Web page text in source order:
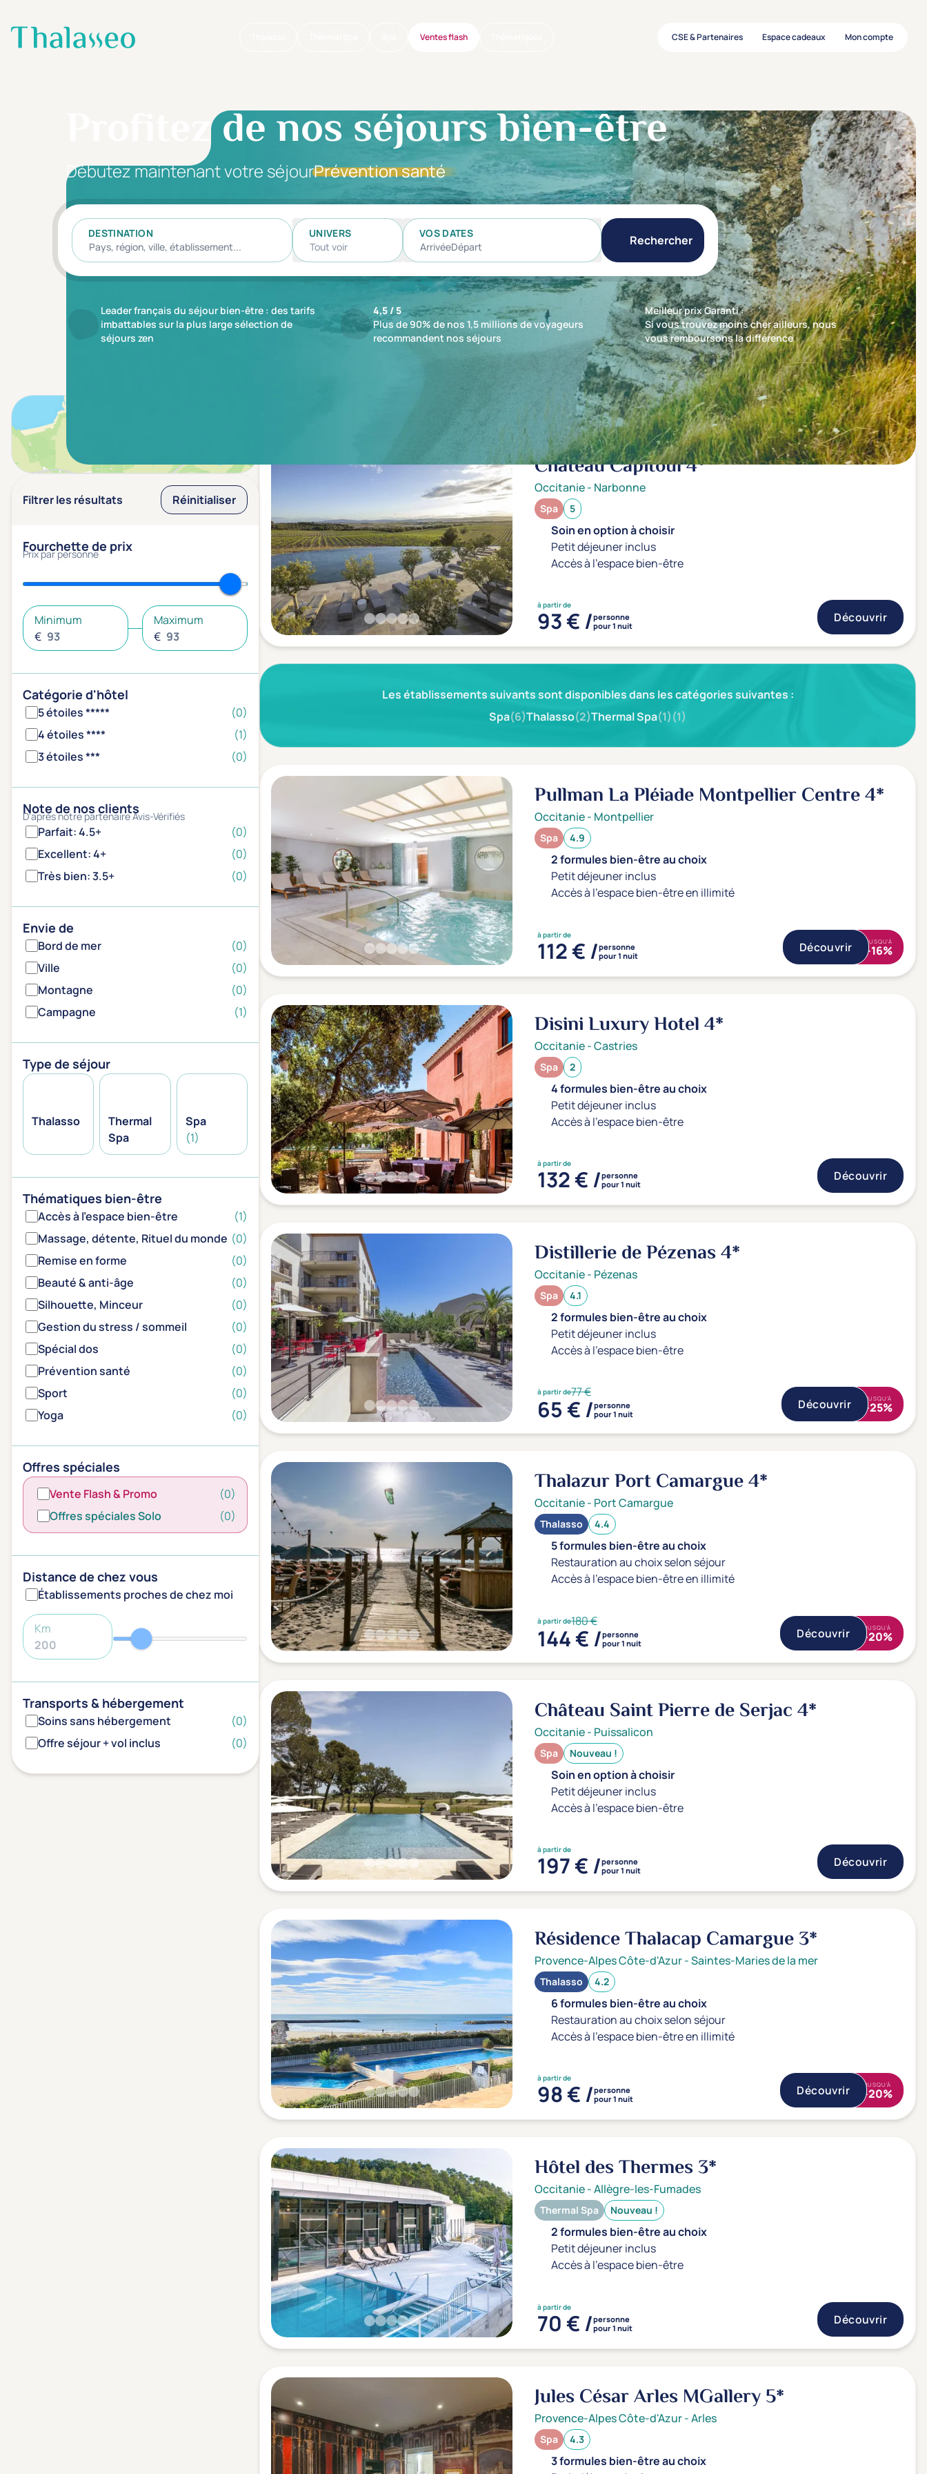
Aller au contenu principal Ventes flash CSE & Partenaires Espace cadeaux Mon compte
Profitez de nos séjours bien-être
Débutez maintenant votre séjourPrévention santé
DESTINATION
UNIVERS
Tout voir
VOS DATES
ArrivéeDépart Rechercher
Leader français du séjour bien-être : des tarifs
imbattables sur la plus large sélection de
séjours zen
4,5 / 5
Plus de 90% de nos 1,5 millions de voyageurs
recommandent nos séjours
Meilleur prix Garanti :
Si vous trouvez moins cher ailleurs, nous
vous remboursons la différence
Filtrer les résultats Réinitialiser
Fourchette de prix
Prix par personne
Minimum
€
Maximum
€
Catégorie d'hôtel
5 étoiles *****
(0)
4 étoiles ****
(1)
3 étoiles ***
(0)
Note de nos clients
D'après notre partenaire Avis-Vérifiés
Parfait: 4.5+
(0)
Excellent: 4+
(0)
Très bien: 3.5+
(0)
Envie de
Bord de mer
(0)
Ville
(0)
Montagne
(0)
Campagne
(1)
Type de séjour
Thalasso
Thermal
Spa
Spa
(1)
Thématiques bien-être
Accès à l'espace bien-être
(1)
Massage, détente, Rituel du monde (0)
Remise en forme
(0)
Beauté & anti-âge
(0)
Silhouette, Minceur
(0)
Gestion du stress / sommeil
(0)
Spécial dos
(0)
Prévention santé
(0)
Sport
(0)
Yoga
(0)
Offres spéciales
Vente Flash & Promo
(0)
Offres spéciales Solo
(0)
Distance de chez vous
Établissements proches de chez moi
Km
Transports & hébergement
Soins sans hébergement
(0)
Offre séjour + vol inclus
(0)
Trier par Nos recommandations en premier
Château Capitoul4*
Occitanie- Narbonne
Spa 5
Soin en option à choisir
Petit déjeuner inclus
Accès à l'espace bien-être
à partir de
93 € /personne
pour 1 nuit
Découvrir
Les établissements suivants sont disponibles dans les catégories suivantes :
Spa(6)Thalasso(2)Thermal Spa(1)(1)
Pullman La Pléiade Montpellier Centre4*
Occitanie- Montpellier
Spa 4.9
2 formules bien-être au choix
Petit déjeuner inclus
Accès à l'espace bien-être en illimité
à partir de
112 € /personne
pour 1 nuit
Découvrir JUSQU'À
-16%
Disini Luxury Hotel4*
Occitanie-Castries
Spa 2
4 formules bien-être au choix
Petit déjeuner inclus
Accès à l'espace bien-être
à partir de
132 € /personne
pour 1 nuit
Découvrir
Distillerie de Pézenas4*
Occitanie- Pézenas
Spa 4.1
2 formules bien-être au choix
Petit déjeuner inclus
Accès à l'espace bien-être
à partir de77 €
65 € /personne
pour 1 nuit
Découvrir JUSQU'À
-25%
Thalazur Port Camargue4*
Occitanie- Port Camargue
Thalasso 4.4
5 formules bien-être au choix
Restauration au choix selon séjour
Accès à l'espace bien-être en illimité
à partir de180 €
144 € /personne
pour 1 nuit
Découvrir JUSQU'À
-20%
Château Saint Pierre de Serjac4*
Occitanie- Puissalicon
Spa Nouveau !
Soin en option à choisir
Petit déjeuner inclus
Accès à l'espace bien-être
à partir de
197 € /personne
pour 1 nuit
Découvrir
Résidence Thalacap Camargue3*
Provence-Alpes Côte-d'Azur-Saintes-Maries de la mer
Thalasso 4.2
6 formules bien-être au choix
Restauration au choix selon séjour
Accès à l'espace bien-être en illimité
à partir de
98 € /personne
pour 1 nuit
Découvrir JUSQU'À
-20%
Hôtel des Thermes3*
Occitanie-Allègre-les-Fumades
Thermal Spa Nouveau !
2 formules bien-être au choix
Petit déjeuner inclus
Accès à l'espace bien-être
à partir de
70 € /personne
pour 1 nuit
Découvrir
Jules César Arles MGallery5*
Provence-Alpes Côte-d'Azur-Arles
Spa 4.3
3 formules bien-être au choix